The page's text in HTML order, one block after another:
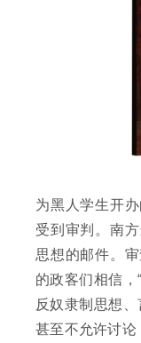
为黑人学生开
受到审判。南
思想的邮件。
的政客们相信
反奴隶制思想
甚至不允许讨论